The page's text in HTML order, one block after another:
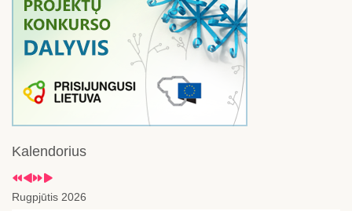
Kalendorius
Rugpjūtis 2026